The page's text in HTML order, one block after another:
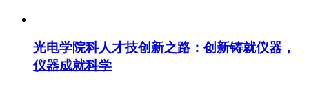
光电学院科人才技创新之路：创新铸就仪器，
仪器成就科学